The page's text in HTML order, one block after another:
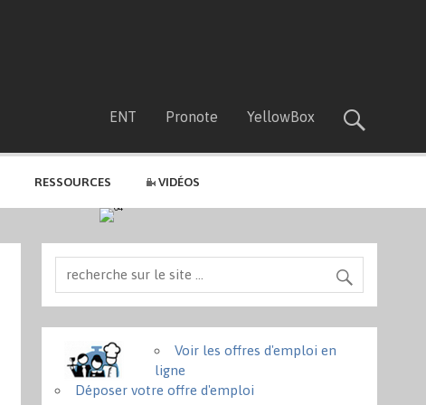
ENT Pronote YellowBox
RESSOURCES VIDÉOS
Voir les offres d'emploi en
ligne
Déposer votre offre d'emploi